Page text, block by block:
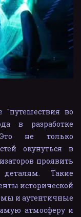
"путешествия во
в разработке
Это не только
окунуться в
проявить
Такие
исторической
и аутентичные
атмосферу и